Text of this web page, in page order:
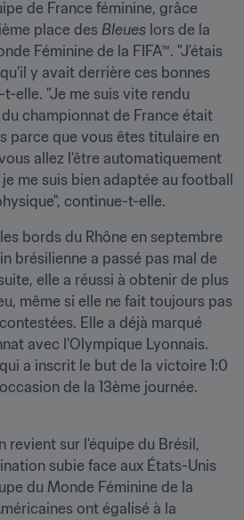
de France féminine, grâce
place des Bleues lors de la
Féminine de la FIFA™. "J'étais
y avait derrière ces bonnes
elle. "Je me suis vite rendu
championnat de France était
parce que vous êtes titulaire en
allez l'être automatiquement
me suis bien adaptée au football
continue-t-elle.
bords du Rhône en septembre
brésilienne a passé pas mal de
elle a réussi à obtenir de plus
même si elle ne fait toujours pas
Elle a déjà marqué
avec l'Olympique Lyonnais.
a inscrit le but de la victoire 1:0
de la 13ème journée.
revient sur l'équipe du Brésil,
subie face aux États-Unis
du Monde Féminine de la
ont égalisé à la